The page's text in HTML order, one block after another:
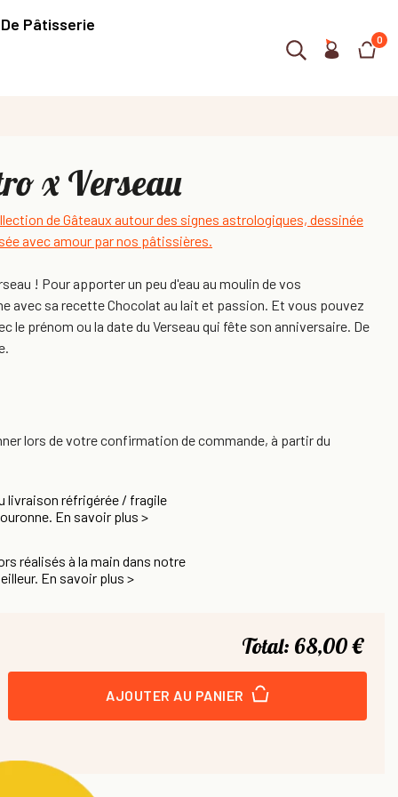
Pâtisserie
0
x Verseau
de Gâteaux autour des signes astrologiques, dessinée
avec amour par nos pâtissières.
! Pour apporter un peu d'eau au moulin de vos
avec sa recette Chocolat au lait et passion. Et vous pouvez
le prénom ou la date du Verseau qui fête son anniversaire. De
lors de votre confirmation de commande, à partir du
livraison réfrigérée / fragile
En savoir plus >
réalisés à la main dans notre
En savoir plus >
Total: 68,00 €
AJOUTER AU PANIER